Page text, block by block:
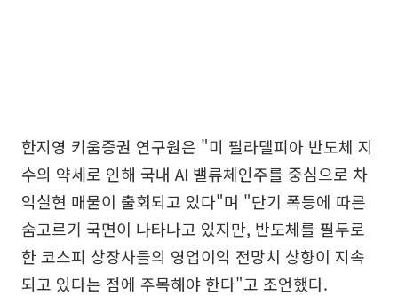
한지영 키움증권 연구원은 "미 필라델피아 반도체 지
수의 약세로 인해 국내 AI 밸류체인주를 중심으로 차
익실현 매물이 출회되고 있다"며 "단기 폭등에 따른
숨고르기 국면이 나타나고 있지만, 반도체를 필두로
한 코스피 상장사들의 영업이익 전망치 상향이 지속
되고 있다는 점에 주목해야 한다"고 조언했다.